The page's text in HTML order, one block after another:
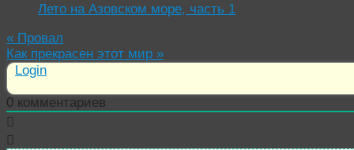
Лето на Азовском море, часть 1
« Провал
Как прекрасен этот мир »
Login
0 комментариев